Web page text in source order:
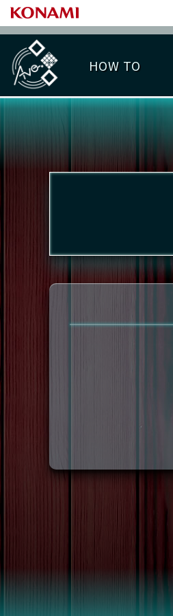
HOW TO
PLAY DATA TOP
称号